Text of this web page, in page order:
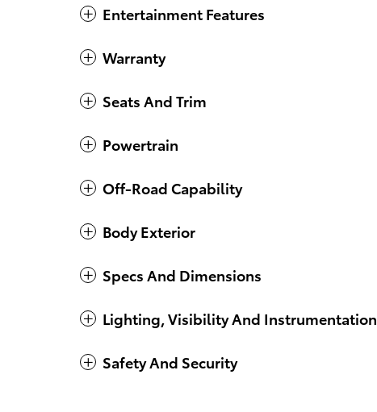
Entertainment Features
Warranty
Seats And Trim
Powertrain
Off-Road Capability
Body Exterior
Specs And Dimensions
Lighting, Visibility And Instrumentation
Safety And Security